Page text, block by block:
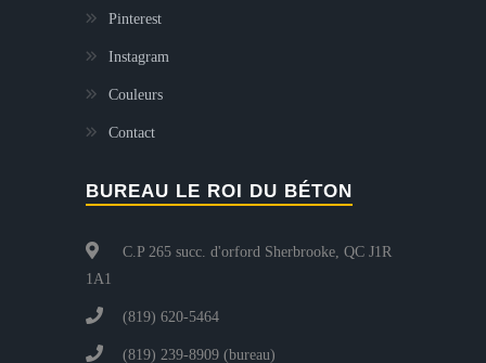
Pinterest
Instagram
Couleurs
Contact
BUREAU LE ROI DU BÉTON
C.P 265 succ. d'orford Sherbrooke, QC J1R
1A1
(819) 620-5464
(819) 239-8909 (bureau)